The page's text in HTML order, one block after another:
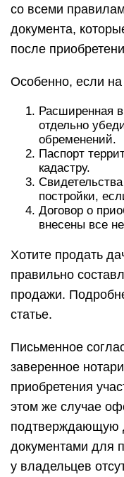
со всеми
документа,
после
Особенно, если
Расширенная
отдельно
обременений.
Паспорт
кадастру.
постройки,
Договор о
внесены все
Хотите продать
правильно
продажи.
статье.
Письменное
заверенное
приобретения
этом же случае
подтверждающую
документами для
у владельцев